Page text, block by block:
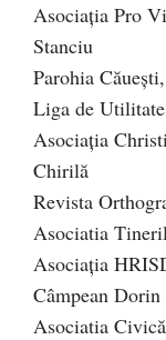
Asociaţia Pro
Stanciu
Parohia
Liga de
Asociaţia
Chirilă
Revista
Asociatia
Asociaţia
Câmpean Dorin
Asociatia